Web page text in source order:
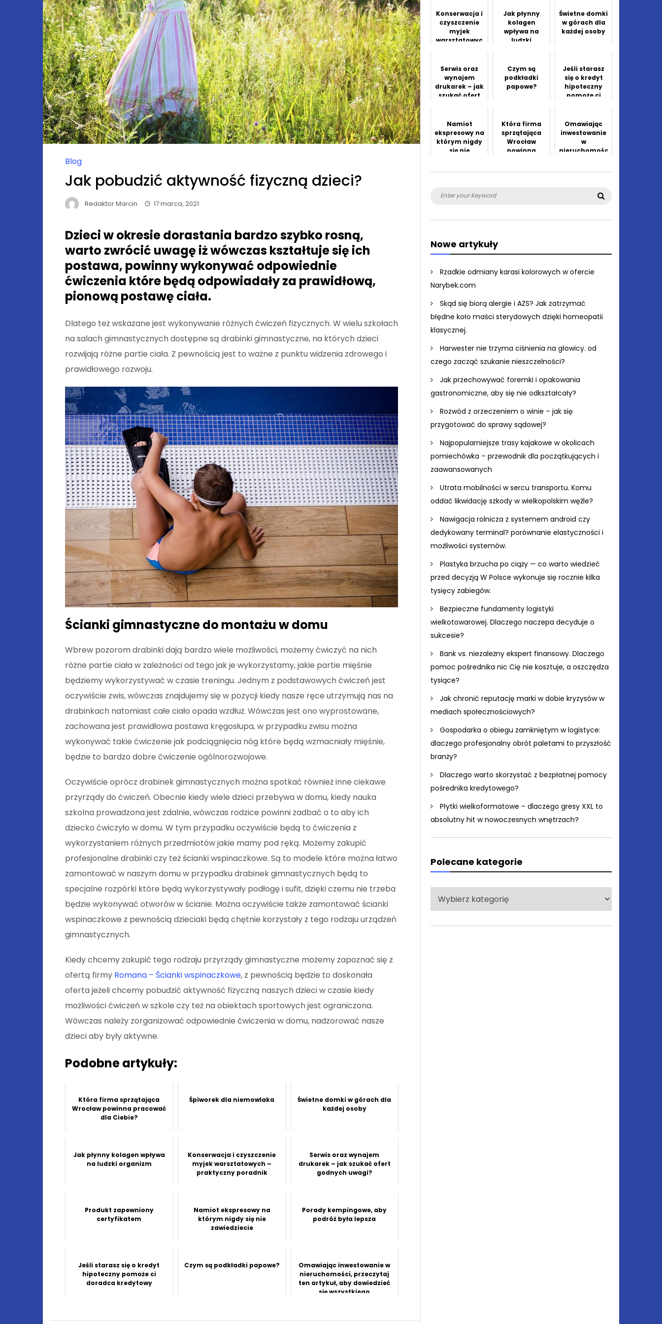
Blog
Jak pobudzić aktywność fizyczną dzieci?
Redaktor Marcin 17 marca, 2021
Dzieci w okresie dorastania bardzo szybko rosną,
warto zwrócić uwagę iż wówczas kształtuje się ich
postawa, powinny wykonywać odpowiednie
ćwiczenia które będą odpowiadały za prawidłową,
pionową postawę ciała.
Dlatego też wskazane jest wykonywanie różnych ćwiczeń fizycznych. W wielu szkołach
na salach gimnastycznych dostępne są drabinki gimnastyczne, na których dzieci
rozwijają różne partie ciała. Z pewnością jest to ważne z punktu widzenia zdrowego i
prawidłowego rozwoju.
Ścianki gimnastyczne do montażu w domu
Wbrew pozorom drabinki dają bardzo wiele możliwości, możemy ćwiczyć na nich
różne partie ciała w zależności od tego jak je wykorzystamy, jakie partie mięśnie
będziemy wykorzystywać w czasie treningu. Jednym z podstawowych ćwiczeń jest
oczywiście zwis, wówczas znajdujemy się w pozycji kiedy nasze ręce utrzymują nas na
drabinkach natomiast całe ciało opada wzdłuż. Wówczas jest ono wyprostowane,
zachowana jest prawidłowa postawa kręgosłupa, w przypadku zwisu można
wykonywać takie ćwiczenie jak podciągnięcia nóg które będą wzmacniały mięśnie,
będzie to bardzo dobre ćwiczenie ogólnorozwojowe.
Oczywiście oprócz drabinek gimnastycznych można spotkać również inne ciekawe
przyrządy do ćwiczeń. Obecnie kiedy wiele dzieci przebywa w domu, kiedy nauka
szkolna prowadzona jest zdalnie, wówczas rodzice powinni zadbać o to aby ich
dziecko ćwiczyło w domu. W tym przypadku oczywiście będą to ćwiczenia z
wykorzystaniem różnych przedmiotów jakie mamy pod ręką. Możemy zakupić
profesjonalne drabinki czy też ścianki wspinaczkowe. Są to modele które można łatwo
zamontować w naszym domu w przypadku drabinek gimnastycznych będą to
specjalne rozpórki które będą wykorzystywały podłogę i sufit, dzięki czemu nie trzeba
będzie wykonywać otworów w ścianie. Można oczywiście także zamontować ścianki
wspinaczkowe z pewnością dzieciaki będą chętnie korzystały z tego rodzaju urządzeń
gimnastycznych.
Kiedy chcemy zakupić tego rodzaju przyrządy gimnastyczne możemy zapoznać się z
ofertą firmy Romana – Ścianki wspinaczkowe, z pewnością będzie to doskonała
oferta jeżeli chcemy pobudzić aktywność fizyczną naszych dzieci w czasie kiedy
możliwości ćwiczeń w szkole czy też na obiektach sportowych jest ograniczona.
Wówczas należy zorganizować odpowiednie ćwiczenia w domu, nadzorować nasze
dzieci aby były aktywne.
Podobne artykuły:
Która firma sprzątająca
Wrocław powinna pracować
dla Ciebie?
Śpiworek dla niemowlaka
Świetne domki w górach dla
każdej osoby
Jak płynny kolagen wpływa
na ludzki organizm
Konserwacja i czyszczenie
myjek warsztatowych –
praktyczny poradnik
Serwis oraz wynajem
drukarek – jak szukać ofert
godnych uwagi?
Produkt zapewniony
certyfikatem
Namiot ekspresowy na
którym nigdy się nie
zawiedziecie
Porady kempingowe, aby
podróż była lepsza
Jeśli starasz się o kredyt
hipoteczny pomoże ci
doradca kredytowy
Czym są podkładki papowe?
Omawiając inwestowanie w
nieruchomości, przeczytaj
ten artykuł, aby dowiedzieć
się wszystkiego
Konserwacja i
czyszczenie
myjek
warsztatowyc
Jak płynny
kolagen
wpływa na
ludzki
Świetne domki
w górach dla
każdej osoby
Serwis oraz
wynajem
drukarek – jak
szukać ofert
Czym są
podkładki
papowe?
Jeśli starasz
się o kredyt
hipoteczny
pomoże ci
Namiot
ekspresowy na
którym nigdy
się nie
Która firma
sprzątająca
Wrocław
powinna
Omawiając
inwestowanie
w
nieruchomośc
wszystkiego
Search
Nowe artykuły
Rzadkie odmiany karasi kolorowych w ofercie
Narybek.com
Skąd się biorą alergie i AZS? Jak zatrzymać
błędne koło maści sterydowych dzięki homeopatii
klasycznej.
Harwester nie trzyma ciśnienia na głowicy. od
czego zacząć szukanie nieszczelności?
Jak przechowywać foremki i opakowania
gastronomiczne, aby się nie odkształcały?
Rozwód z orzeczeniem o winie – jak się
przygotować do sprawy sądowej?
Najpopularniejsze trasy kajakowe w okolicach
pomiechówka – przewodnik dla początkujących i
zaawansowanych
Utrata mobilności w sercu transportu. Komu
oddać likwidację szkody w wielkopolskim węźle?
Nawigacja rolnicza z systemem android czy
dedykowany terminal? porównanie elastyczności i
możliwości systemów.
Plastyka brzucha po ciąży — co warto wiedzieć
przed decyzją W Polsce wykonuje się rocznie kilka
tysięcy zabiegów.
Bezpieczne fundamenty logistyki
wielkotowarowej. Dlaczego naczepa decyduje o
sukcesie?
Bank vs. niezależny ekspert finansowy. Dlaczego
pomoc pośrednika nic Cię nie kosztuje, a oszczędza
tysiące?
Jak chronić reputację marki w dobie kryzysów w
mediach społecznościowych?
Gospodarka o obiegu zamkniętym w logistyce:
dlaczego profesjonalny obrót paletami to przyszłość
branży?
Dlaczego warto skorzystać z bezpłatnej pomocy
pośrednika kredytowego?
Płytki wielkoformatowe – dlaczego gresy XXL to
absolutny hit w nowoczesnych wnętrzach?
Polecane kategorie
Polecane
kategorie